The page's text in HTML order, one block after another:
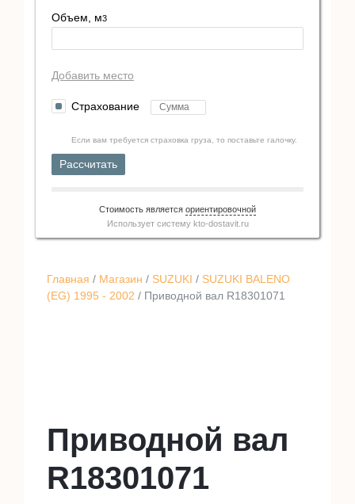
Главная / Магазин / SUZUKI / SUZUKI BALENO
(EG) 1995 - 2002 / Приводной вал R18301071
Приводной вал
R18301071
Объем, м3
Добавить место
Страхование
Если вам требуется страховка груза, то поставьте галочку.
Рассчитать
Стоимость является ориентировочной
Использует систему kto-dostavit.ru